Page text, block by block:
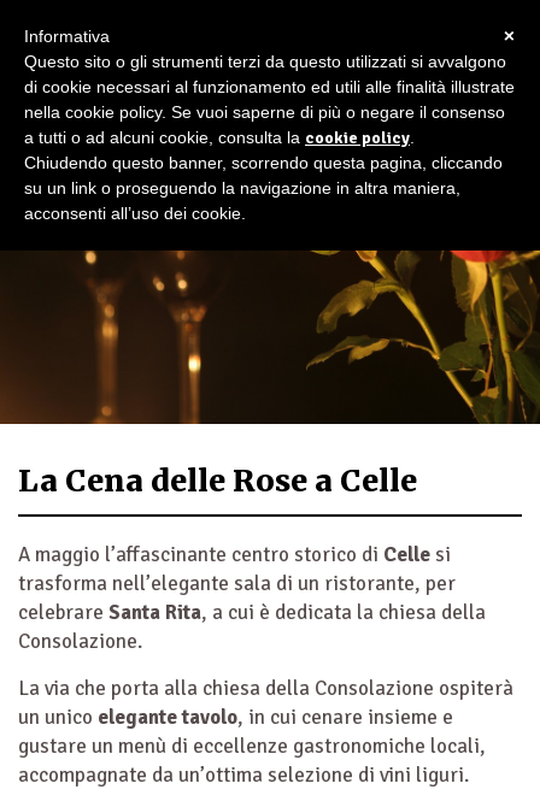
La Cena delle Rose a Celle
A maggio l’affascinante centro storico di Celle si
trasforma nell’elegante sala di un ristorante, per
celebrare Santa Rita, a cui è dedicata la chiesa della
Consolazione.
La via che porta alla chiesa della Consolazione ospiterà
un unico elegante tavolo, in cui cenare insieme e
gustare un menù di eccellenze gastronomiche locali,
accompagnate da un’ottima selezione di vini liguri.
×
Informativa
Questo sito o gli strumenti terzi da questo utilizzati si avvalgono
di cookie necessari al funzionamento ed utili alle finalità illustrate
nella cookie policy. Se vuoi saperne di più o negare il consenso
a tutti o ad alcuni cookie, consulta la cookie policy
Chiudendo questo banner, scorrendo questa pagina, cliccando
su un link o proseguendo la navigazione in altra maniera,
acconsenti all’uso dei cookie.